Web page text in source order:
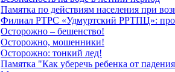
Памятка по действиям населения при
Филиал РТРС «Удмуртский РРТПЦ»:
Осторожно – бешенство!
Осторожно, мошенники!
Осторожно: тонкий лед!
Памятка "Как уберечь ребенка от